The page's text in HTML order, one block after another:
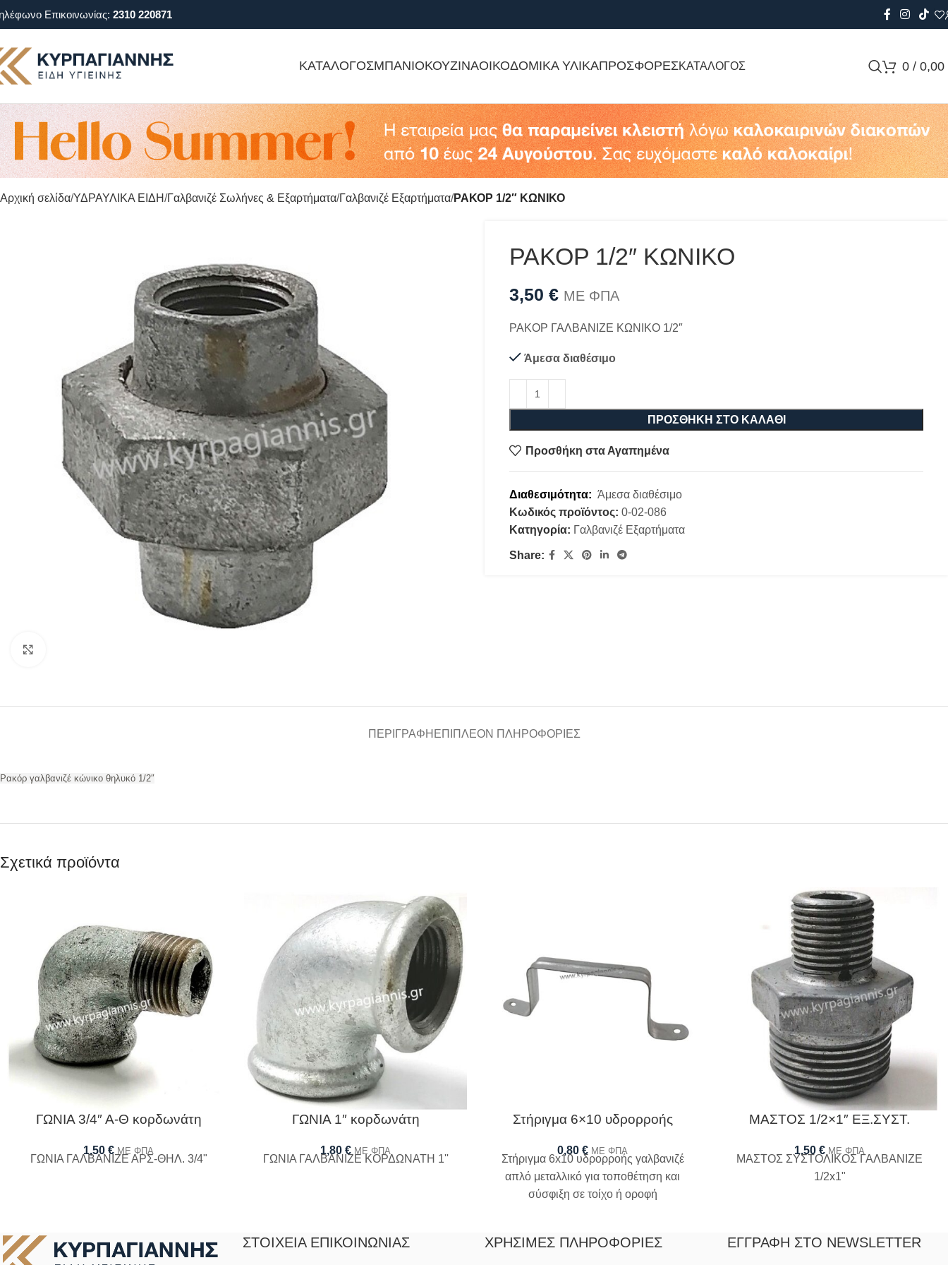
Επικοινωνίας: 2310 220871
ΚΑΤΑΛΟΓΟΣΜΠΑΝΙΟΚΟΥΖΙΝΑΟΙΚΟΔΟΜΙΚΑ ΥΛΙΚΑΠΡΟΣΦΟΡΕΣΚΑΤΑΛΟΓΟΣ 0 / 0,00
Αρχική σελίδα ΥΔΡΑΥΛΙΚΑ ΕΙΔΗ Γαλβανιζέ Σωλήνες & Εξαρτήματα Γαλβανιζέ Εξαρτήματα ΡΑΚΟΡ 1/2″ ΚΩΝΙΚΟ
ΡΑΚΟΡ 1/2″ ΚΩΝΙΚΟ
3,50 € ΜΕ ΦΠΑ
ΡΑΚΟΡ ΓΑΛΒΑΝΙΖΕ ΚΩΝΙΚΟ 1/2″
Άμεσα διαθέσιμο
ΠΡΟΣΘΉΚΗ ΣΤΟ ΚΑΛΆΘΙ
Προσθήκη στα Αγαπημένα
Διαθεσιμότητα: Άμεσα διαθέσιμο
Κωδικός προϊόντος: 0-02-086
Κατηγορία: Γαλβανιζέ Εξαρτήματα
Share:
ΠΕΡΙΓΡΑΦΉ ΕΠΙΠΛΈΟΝ ΠΛΗΡΟΦΟΡΊΕΣ
Ρακόρ γαλβανιζέ κώνικο θηλυκό 1/2″
Σχετικά προϊόντα
ΓΩΝΙΑ 3/4″ Α-Θ κορδωνάτη
1,50 € ΜΕ ΦΠΑ
ΓΩΝΙΑ ΓΑΛΒΑΝΙΖΕ ΑΡΣ-ΘΗΛ. 3/4"
ΓΩΝΙΑ 1″ κορδωνάτη
1,80 € ΜΕ ΦΠΑ
ΓΩΝΙΑ ΓΑΛΒΑΝΙΖΕ ΚΟΡΔΩΝΑΤΗ 1''
Στήριγμα 6×10 υδρορροής
0,80 € ΜΕ ΦΠΑ
Στήριγμα 6x10 υδρορροής γαλβανιζέ
απλό μεταλλικό για τοποθέτηση και
σύσφιξη σε τοίχο ή οροφή
ΜΑΣΤΟΣ 1/2×1″ ΕΞ.ΣΥΣΤ.
1,50 € ΜΕ ΦΠΑ
ΜΑΣΤΟΣ ΣΥΣΤΟΛΙΚΟΣ ΓΑΛΒΑΝΙΖΕ
1/2x1"
ΣΤΟΙΧΕΊΑ ΕΠΙΚΟΙΝΩΝΊΑΣ ΧΡΉΣΙΜΕΣ ΠΛΗΡΟΦΟΡΊΕΣ ΕΓΓΡΑΦΉ ΣΤΟ NEWSLETTER